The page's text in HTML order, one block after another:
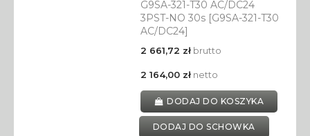
G9SA-321-T30 AC/DC24
3PST-NO 30s [G9SA-321-T30
AC/DC24]
2 661,72 złbrutto
2 164,00 złnetto
DODAJ DO KOSZYKA
DODAJ DO SCHOWKA